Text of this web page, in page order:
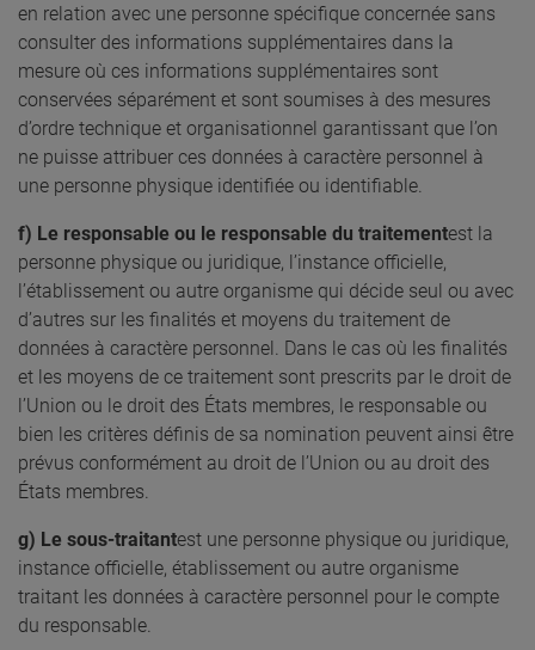
en relation avec une personne spécifique concernée sans
consulter des informations supplémentaires dans la
mesure où ces informations supplémentaires sont
conservées séparément et sont soumises à des mesures
d’ordre technique et organisationnel garantissant que l’on
ne puisse attribuer ces données à caractère personnel à
une personne physique identifiée ou identifiable.
f) Le responsable ou le responsable du traitementest la
personne physique ou juridique, l’instance officielle,
l’établissement ou autre organisme qui décide seul ou avec
d’autres sur les finalités et moyens du traitement de
données à caractère personnel. Dans le cas où les finalités
et les moyens de ce traitement sont prescrits par le droit de
l’Union ou le droit des États membres, le responsable ou
bien les critères définis de sa nomination peuvent ainsi être
prévus conformément au droit de l’Union ou au droit des
États membres.
g) Le sous-traitantest une personne physique ou juridique,
instance officielle, établissement ou autre organisme
traitant les données à caractère personnel pour le compte
du responsable.